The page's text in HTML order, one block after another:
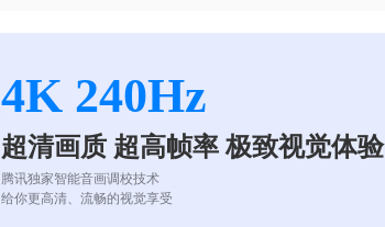
4K 240Hz
超清画质 超高帧率 极致视觉体验
腾讯独家智能音画调校技术
给你更高清、流畅的视觉享受